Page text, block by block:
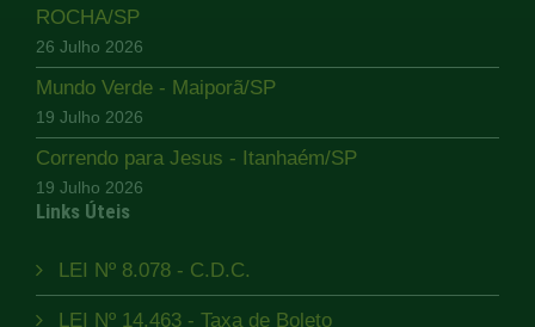
ROCHA/SP
26 Julho 2026
Mundo Verde - Maiporã/SP
19 Julho 2026
Correndo para Jesus - Itanhaém/SP
19 Julho 2026
Links Úteis
LEI Nº 8.078 - C.D.C.
LEI Nº 14.463 - Taxa de Boleto